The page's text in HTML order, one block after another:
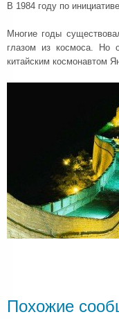
В 1984 году по
Многие годы
глазом из космоса. Но
китайским космонавтом
Похожие